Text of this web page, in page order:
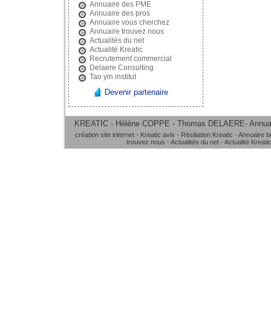
Annuaire des PME
Annuaire des pros
Annuaire vous cherchez
Annuaire trouvez nous
Actualités du net
Actualité Kreatic
Recrutement commercial
Delaere Consulting
Tao yin institut
Devenir partenaire
KREATIC - Hélène COPPE - Thomas DELAERE-
création site internet- Kreatic avis - Résiliation Kreatic - Annuaire
trouvez nous - Actualités du net - Actualité Kreatic